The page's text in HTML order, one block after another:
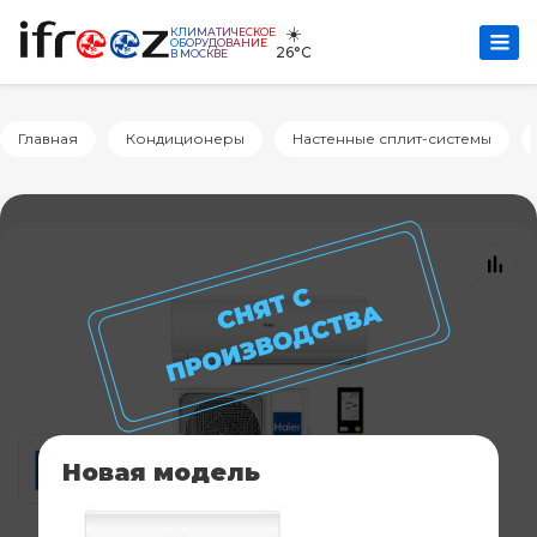
КЛИМАТИЧЕСКОЕ
ОБОРУДОВАНИЕ
В МОСКВЕ
☀️
26°C
Главная Кондиционеры Настенные сплит-системы
Новая модель